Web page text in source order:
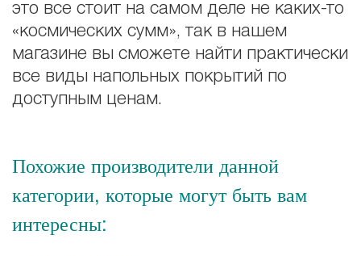
это все стоит на самом деле не каких-то
«космических сумм», так в нашем
магазине вы сможете найти практически
все виды напольных покрытий по
доступным ценам.
Похожие производители данной
категории, которые могут быть вам
интересны: